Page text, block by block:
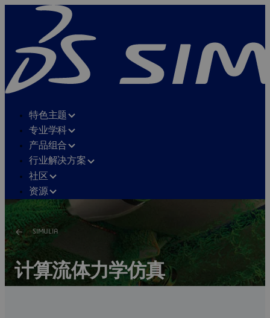
特色主题
专业学科
产品组合
行业解决方案
社区
资源
SIMULIA
计算流体力学仿真